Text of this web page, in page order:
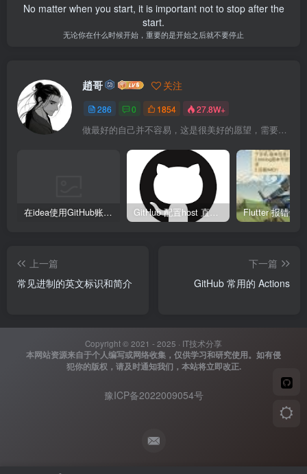
No matter when you start, it is important not to stop after the
start.
无论你在什么时候开始，重要的是开始之后就不要停止
趙哥 关注
286 0 1854 27.8W+
做最好的自己并不容易，这是很美好的愿望，需要耐心、坚持和毅力
在idea使用GitHub账号、Copilot异常 GitHub 配置host 直接裸连
上一篇
常见进制的英文标识和简介
下一篇
GitHub 常用的 Actions
Copyright © 2021 - 2025 · IT技术分享
本网站资源来自于个人编写或网络收集，仅供学习和研究使用。如有侵
犯你的版权，请及时通知我们，本站将立即改正.
豫ICP备2022009054号